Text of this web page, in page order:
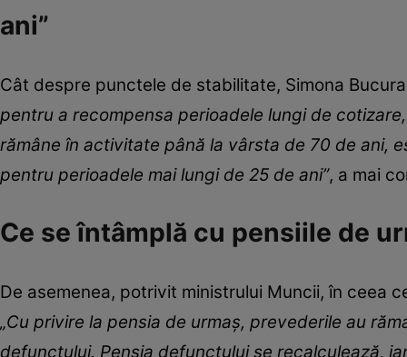
ani”
Cât despre punctele de stabilitate, Simona
pentru a recompensa perioadele lungi de
rămâne în activitate până la vârsta de 70 de ani,
pentru perioadele mai lungi de 25 de ani”, a mai
Ce se întâmplă cu pensiile de
De asemenea, potrivit ministrului Muncii, în ceea
„Cu privire la pensia de urmaș, prevederile au
defunctului. Pensia defunctului se recalculează,